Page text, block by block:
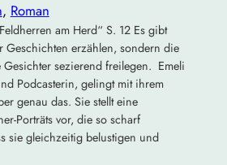
, Roman
am Herd“ S. 12 Es gibt
Geschichten erzählen, sondern die
sezierend freilegen. Emeli
Podcasterin, gelingt mit ihrem
genau das. Sie stellt eine
Porträts vor, die so scharf
sie gleichzeitig belustigen und